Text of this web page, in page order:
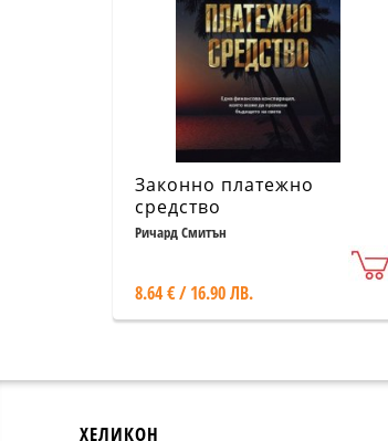
Законно платежно
средство
Ричард Смитън
8.64 € / 16.90 ЛВ.
ХЕЛИКОН